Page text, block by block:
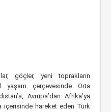
göçler, yeni toprakların
çerçevesinde Orta
Avrupa’dan Afrika’ya
içerisinde hareket eden Türk